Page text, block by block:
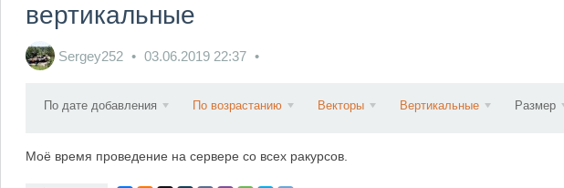
вертикальные
Sergey252 03.06.2019 22:37
По дате добавления По возрастанию Векторы Вертикальные Размер
Моё время проведение на сервере со всех ракурсов.